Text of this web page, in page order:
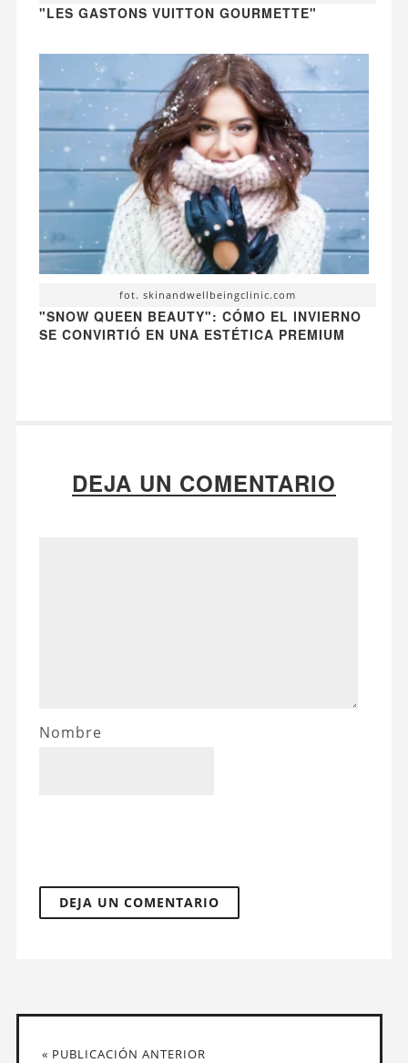
"LES GASTONS VUITTON GOURMETTE"
fot. skinandwellbeingclinic.com
"SNOW QUEEN BEAUTY": CÓMO EL INVIERNO
SE CONVIRTIÓ EN UNA ESTÉTICA PREMIUM
DEJA UN COMENTARIO
Nombre
« PUBLICACIÓN ANTERIOR